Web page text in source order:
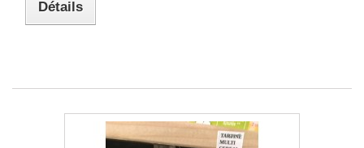
Détails